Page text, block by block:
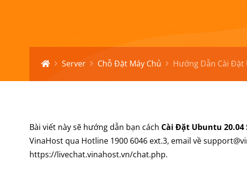
Server Chỗ Đặt Máy Chủ Hướng Dẫn Cài Đặt
Bài viết này sẽ hướng dẫn bạn cách Cài Đặt Ubuntu 20.04
VinaHost qua Hotline 1900 6046 ext.3, email về
https://livechat.vinahost.vn/chat.php.